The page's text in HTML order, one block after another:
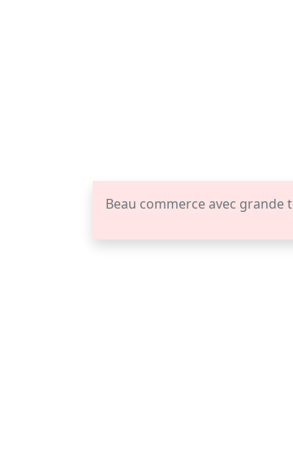
Beau commerce avec grande